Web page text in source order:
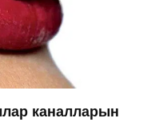
каналларын